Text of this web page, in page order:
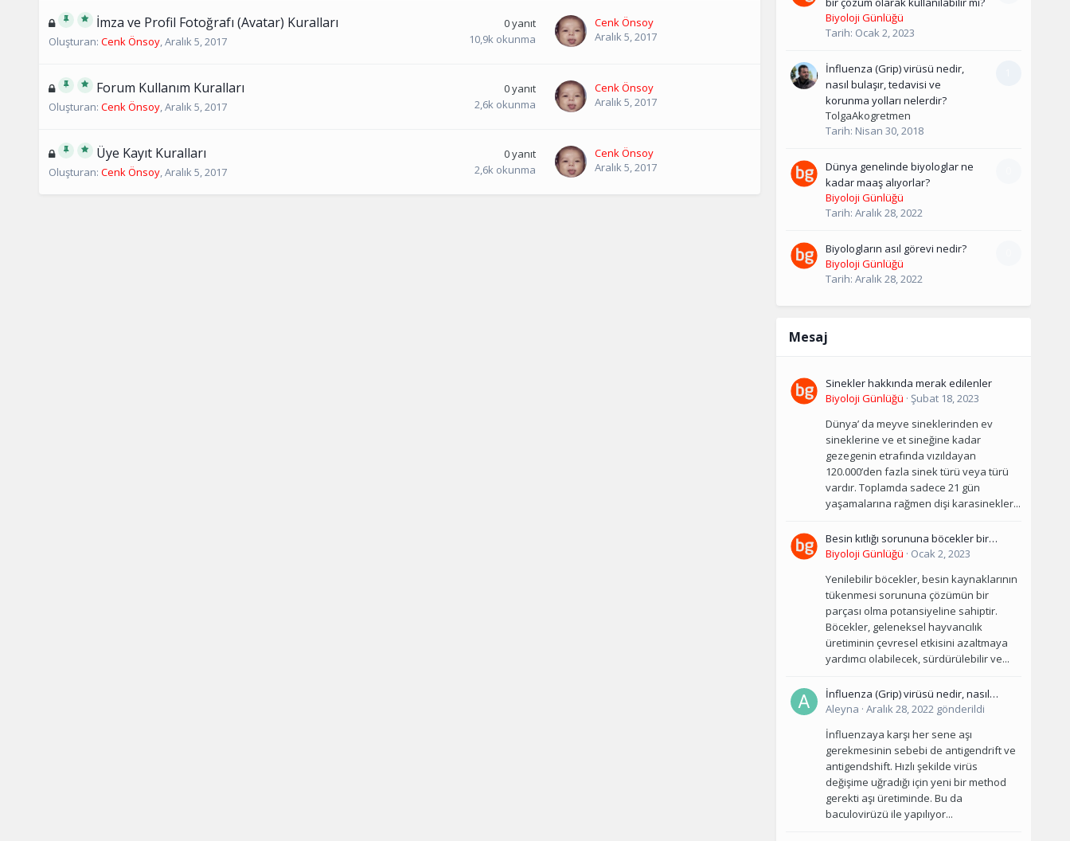
İmza ve Profil Fotoğrafı (Avatar) Kuralları
Oluşturan: Cenk Önsoy,Aralık 5, 2017
0yanıt
10,9k okunma
Cenk Önsoy
Aralık 5, 2017
Forum Kullanım Kuralları
Oluşturan: Cenk Önsoy,Aralık 5, 2017
0yanıt
2,6k okunma
Cenk Önsoy
Aralık 5, 2017
Üye Kayıt Kuralları
Oluşturan: Cenk Önsoy,Aralık 5, 2017
0yanıt
2,6k okunma
Cenk Önsoy
Aralık 5, 2017
Biyoloji Günlüğü
Tarih: Ocak 2, 2023
İnfluenza (Grip) virüsü nedir,
nasıl bulaşır, tedavisi ve
korunma yolları nelerdir?
TolgaAkogretmen
Tarih: Nisan 30, 2018
Dünya genelinde biyologlar ne
kadar maaş alıyorlar?
Biyoloji Günlüğü
Tarih: Aralık 28, 2022
Biyologların asıl görevi nedir?
Biyoloji Günlüğü
Tarih: Aralık 28, 2022
Mesaj
Sinekler hakkında merak edilenler
Biyoloji Günlüğü · Şubat 18, 2023
Dünya’ da meyve sineklerinden ev
sineklerine ve et sineğine kadar
gezegenin etrafında vızıldayan
120.000’den fazla sinek türü veya türü
vardır. Toplamda sadece 21 gün
yaşamalarına rağmen dişi karasinekler...
Besin kıtlığı sorununa böcekler bir
çözüm olarak kullanılabilir mi?
Biyoloji Günlüğü · Ocak 2, 2023
Yenilebilir böcekler, besin kaynaklarının
tükenmesi sorununa çözümün bir
parçası olma potansiyeline sahiptir.
Böcekler, geleneksel hayvancılık
üretiminin çevresel etkisini azaltmaya
yardımcı olabilecek, sürdürülebilir ve...
İnfluenza (Grip) virüsü nedir, nasıl
bulaşır, tedavisi ve korunma yolları
Aleyna · Aralık 28, 2022gönderildi
İnfluenzaya karşı her sene aşı
gerekmesinin sebebi de antigendrift ve
antigendshift. Hızlı şekilde virüs
değişime uğradığı için yeni bir method
gerekti aşı üretiminde. Bu da
baculovirüzü ile yapılıyor...